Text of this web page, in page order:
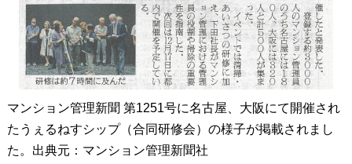
マンション管理新聞 第1251号に名古屋、大阪にて開催され
たうぇるねすシップ（合同研修会）の様子が掲載されまし
た。出典元：マンション管理新聞社